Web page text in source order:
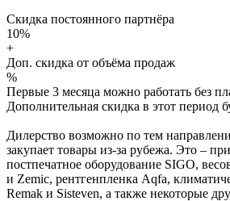
Скидка постоянного партнёра
10%
+
Доп. скидка от объёма продаж
%
Первые 3 месяца можно работать без
Дополнительная скидка в этот период
Дилерство возможно по тем
закупает товары из-за рубежа. Это –
постпечатное оборудование SIGO,
и Zemic, рентгенпленка Aqfa,
Remak и Sisteven, а также некоторые